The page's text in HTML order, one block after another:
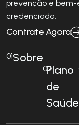
prevenção e
credenciada.
Contrate Agora
01Sobre
02Plano
de
Saúde